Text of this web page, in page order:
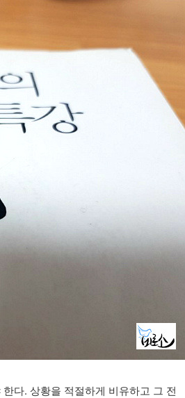
다. 상황을 적절하게 비유하고 그 전